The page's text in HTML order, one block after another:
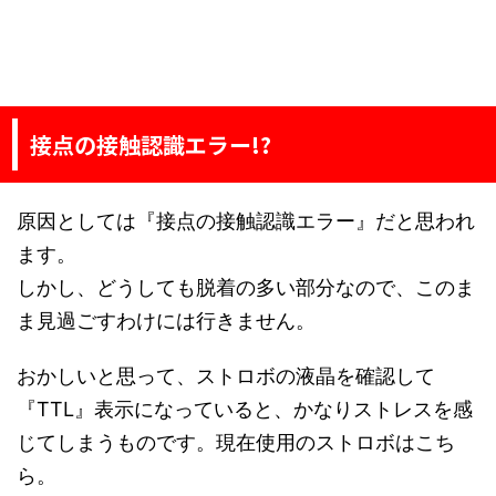
接点の接触認識エラー!?
原因としては『接点の接触認識エラー』だと思われ
ます。
しかし、どうしても脱着の多い部分なので、このま
ま見過ごすわけには行きません。
おかしいと思って、ストロボの液晶を確認して
『TTL』表示になっていると、かなりストレスを感
じてしまうものです。現在使用のストロボはこち
ら。